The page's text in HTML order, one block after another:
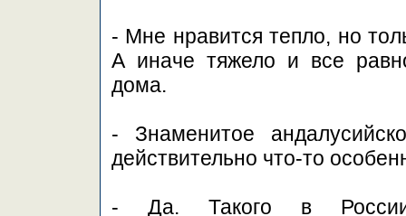
- Мне нравится тепло, но
А иначе тяжело и все
дома.
- Знаменитое
действительно что-то
- Да. Такого в